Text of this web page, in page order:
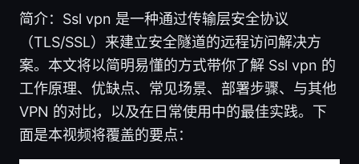
简介：Ssl vpn 是一种通过传输层安全协议
（TLS/SSL）来建立安全隧道的远程访问解决方
案。本文将以简明易懂的方式带你了解 Ssl vpn 的
工作原理、优缺点、常见场景、部署步骤、与其他
VPN 的对比，以及在日常使用中的最佳实践。下
面是本视频将覆盖的要点：